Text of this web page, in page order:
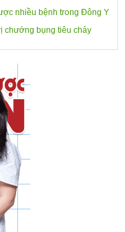
nhiều bệnh trong Đông Y
chướng bụng tiêu chảy